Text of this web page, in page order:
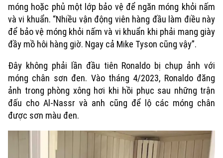
móng hoặc phủ một lớp bảo vệ để ngăn móng khỏi nấm
và vi khuẩn. “Nhiều vận động viên hàng đầu làm điều này
để bảo vệ móng khỏi nấm và vi khuẩn khi phải mang giày
đầy mồ hôi hàng giờ. Ngay cả Mike Tyson cũng vậy”.
Đây không phải lần đầu tiên Ronaldo bị chụp ảnh với
móng chân sơn đen. Vào tháng 4/2023, Ronaldo đăng
ảnh trong phòng xông hơi khi hồi phục sau những trận
đấu cho Al-Nassr và anh cũng để lộ các móng chân
được sơn màu đen.